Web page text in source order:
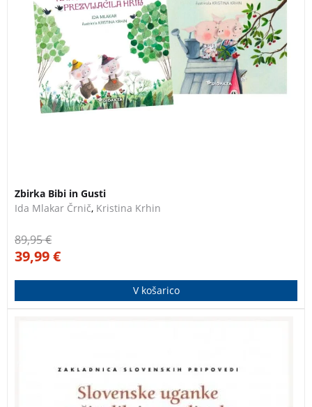
Zbirka Bibi in Gusti
Ida Mlakar Črnič, Kristina Krhin
89,95€
39,99€
V košarico
temo živali in rastlin.PRAVLJICE